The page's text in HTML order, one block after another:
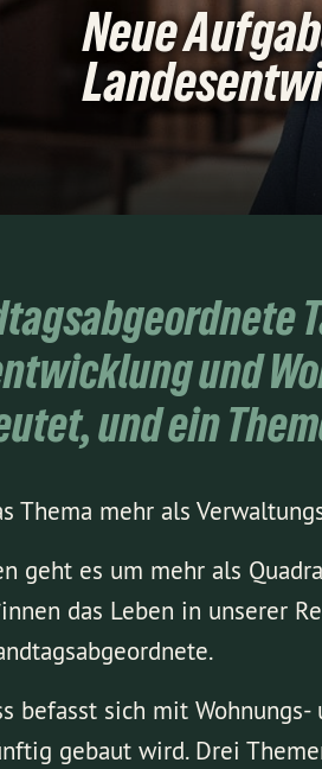
Neue
und
und ein
Thema mehr als
geht es um mehr als
das Leben in unserer
befasst sich mit
gebaut wird. Drei